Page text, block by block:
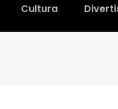
Cultura